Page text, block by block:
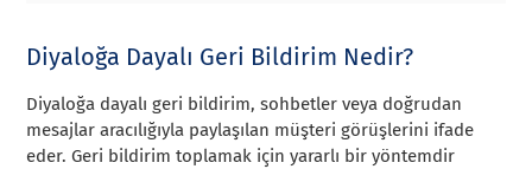
Diyaloğa Dayalı Geri Bildirim Nedir?
Diyaloğa dayalı geri bildirim, sohbetler veya doğrudan
mesajlar aracılığıyla paylaşılan müşteri görüşlerini ifade
eder. Geri bildirim toplamak için yararlı bir yöntemdir